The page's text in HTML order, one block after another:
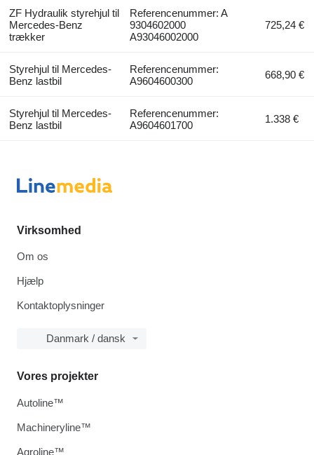
ZF Hydraulik styrehjul til
Mercedes-Benz
trækker
Referencenummer: A
9304602000
A93046002000
725,24 €
Styrehjul til Mercedes-
Benz lastbil
Referencenummer:
A9604600300
668,90 €
Styrehjul til Mercedes-
Benz lastbil
Referencenummer:
A9604601700
1.338 €
Virksomhed
Om os
Hjælp
Kontaktoplysninger
Danmark / dansk
Vores projekter
Autoline™
Machineryline™
Agroline™